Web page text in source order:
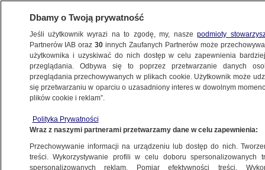
Dbamy o Twoją prywatność
Jeśli użytkownik wyrazi na to zgodę, my, naszepodmioty
Partnerów IAB oraz30 innych Zaufanych Partnerów może
użytkownika i uzyskiwać do nich dostęp w celu zapewnienia
przeglądania. Odbywa się to poprzez przetwarzanie danych
przeglądania przechowywanych w plikach cookie. Użytkownik może
się przetwarzaniu w oparciu o uzasadniony interes w dowolnym
plików cookie i reklam”.
Polityka Prywatności
Wraz z naszymi partnerami przetwarzamy dane w celu zapewnienia:
Przechowywanie informacji na urządzeniu lub dostęp do nich.
treści. Wykorzystywanie profili w celu doboru spersonalizowanych
spersonalizowanych reklam. Pomiar efektywności treści.